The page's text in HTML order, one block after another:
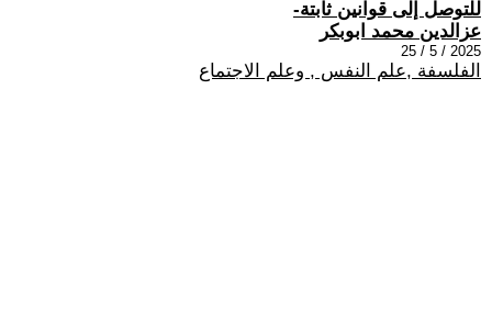
للتوصل إلى قوانين ثابتة-
عزالدين محمد ابوبكر
2025 / 5 / 25
الفلسفة ,علم النفس , وعلم الاجتماع